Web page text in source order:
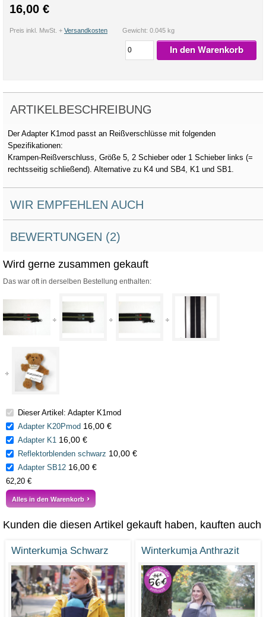
16,00 €
Preis inkl. MwSt. + Versandkosten Gewicht: 0.045 kg
In den Warenkorb
ARTIKELBESCHREIBUNG
Der Adapter K1mod passt an Reißverschlüsse mit folgenden
Spezifikationen:
Krampen-Reißverschluss, Größe 5, 2 Schieber oder 1 Schieber links (=
rechtsseitig schließend). Alternative zu K4 und SB4, K1 und SB1.
WIR EMPFEHLEN AUCH
BEWERTUNGEN (2)
Wird gerne zusammen gekauft
Das war oft in derselben Bestellung enthalten:
Dieser Artikel: Adapter K1mod
Adapter K20Pmod 16,00 €
Adapter K1 16,00 €
Reflektorblenden schwarz 10,00 €
Adapter SB12 16,00 €
62,20 €
Alles in den Warenkorb
Kunden die diesen Artikel gekauft haben, kauften auch
Winterkumja Schwarz Winterkumja Anthrazit